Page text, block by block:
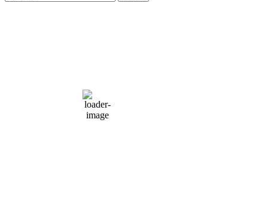
66 %
1004 мб
10 mph